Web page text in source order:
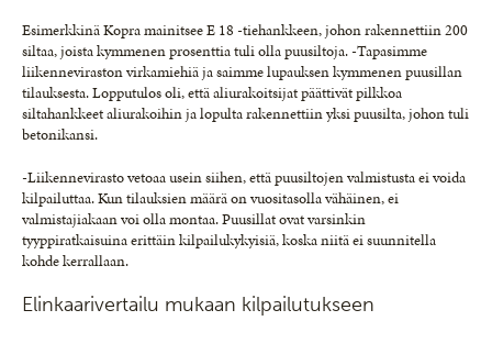
Esimerkkinä Kopra mainitsee E 18 -tiehankkeen, johon rakennettiin 200
siltaa, joista kymmenen prosenttia tuli olla puusiltoja. -Tapasimme
liikenneviraston virkamiehiä ja saimme lupauksen kymmenen puusillan
tilauksesta. Lopputulos oli, että aliurakoitsijat päättivät pilkkoa
siltahankkeet aliurakoihin ja lopulta rakennettiin yksi puusilta, johon tuli
betonikansi.
-Liikennevirasto vetoaa usein siihen, että puusiltojen valmistusta ei voida
kilpailuttaa. Kun tilauksien määrä on vuositasolla vähäinen, ei
valmistajiakaan voi olla montaa. Puusillat ovat varsinkin
tyyppiratkaisuina erittäin kilpailukykyisiä, koska niitä ei suunnitella
kohde kerrallaan.
Elinkaarivertailu mukaan kilpailutukseen